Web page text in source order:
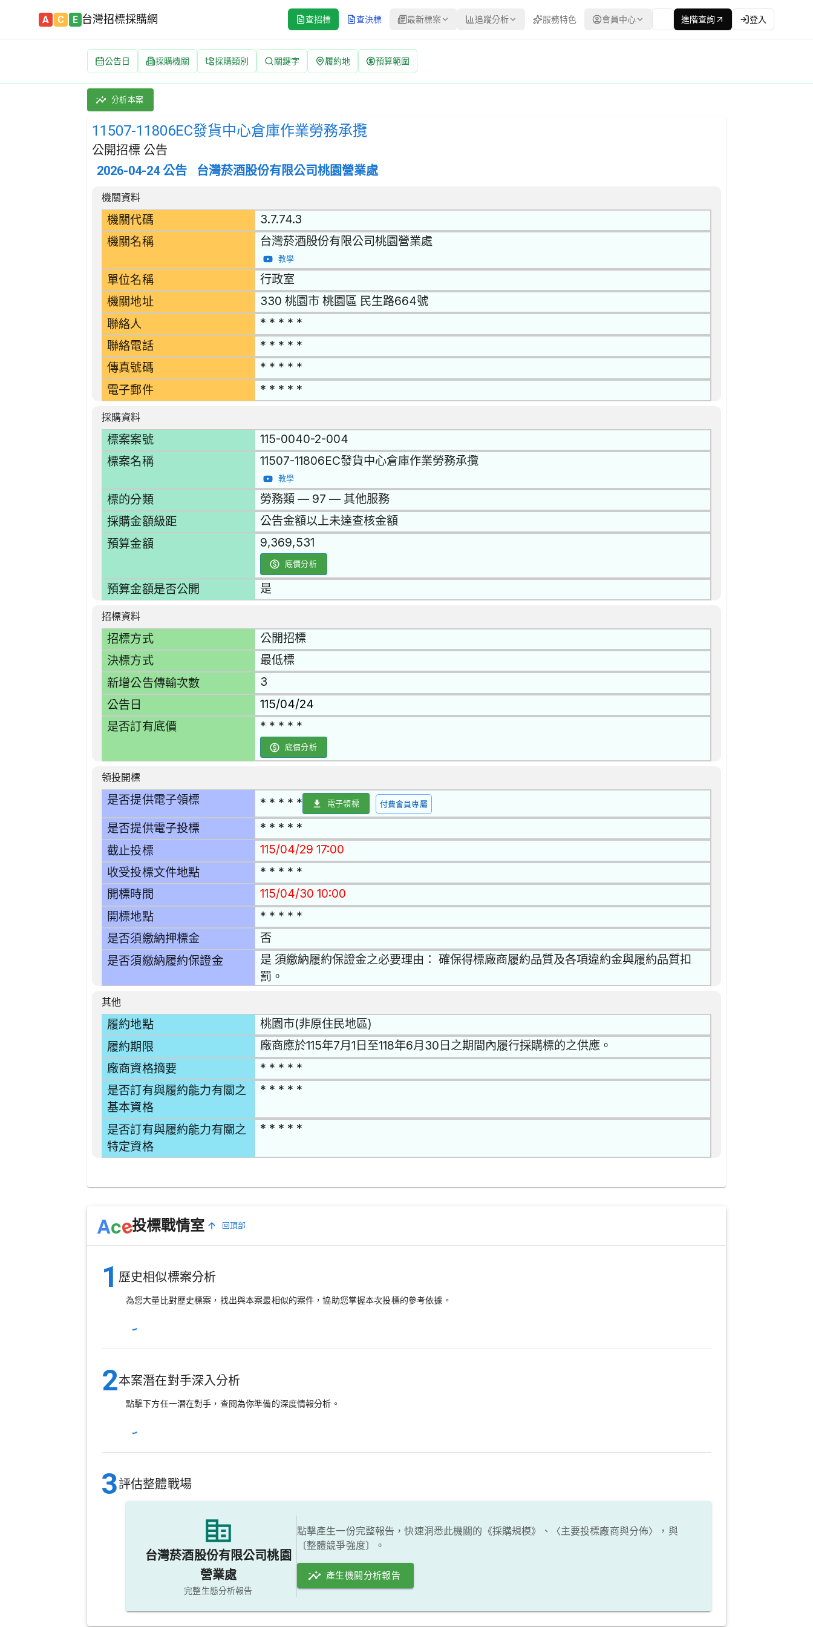
A C E 台灣招標採購網 查招標 查決標 最新標案 追蹤分析 服務特色 會員中心 進階查詢 登入
公告日 採購機關 採購類別 關鍵字 履約地 預算範圍
11507-11806EC發貨中心倉庫作業勞務承攬 招標公告 | 案號：115-0040-2-004 | 公開招標 公告
採購類別：勞務類 其他服務 | 招標方式：公開招標 | 決標方式：最低標 | 資料來源：台灣政府電子採購網（公共工程委員會） | 更新時間：2026-04-24T00:00:00.000Z
分析本案
11507-11806EC發貨中心倉庫作業勞務承攬
公開招標 公告
2026-04-24 公告 台灣菸酒股份有限公司桃園營業處
招標公告詳細內容
機關資料
機關代碼 3.7.74.3
機關名稱 台灣菸酒股份有限公司桃園營業處
教學
單位名稱 行政室
機關地址 330 桃園市 桃園區 民生路664號
聯絡人 * * * * *
聯絡電話 * * * * *
傳真號碼 * * * * *
電子郵件 * * * * *
採購資料
標案案號 115-0040-2-004
標案名稱 11507-11806EC發貨中心倉庫作業勞務承攬
教學
標的分類 勞務類 — 97 — 其他服務
採購金額級距 公告金額以上未達查核金額
預算金額 9,369,531
底價分析
預算金額是否公開 是
招標資料
招標方式 公開招標
決標方式 最低標
新增公告傳輸次數 3
公告日 115/04/24
是否訂有底價 * * * * *
底價分析
領投開標
是否提供電子領標 * * * * * 電子領標 付費會員專屬
是否提供電子投標 * * * * *
截止投標 115/04/29 17:00
收受投標文件地點 * * * * *
開標時間 115/04/30 10:00
開標地點 * * * * *
是否須繳納押標金 否
是否須繳納履約保證金
是 須繳納履約保證金之必要理由： 確保得標廠商履約品質及各項違約金與履約品質扣
罰。
其他
履約地點 桃園市(非原住民地區)
履約期限 廠商應於115年7月1日至118年6月30日之期間內履行採購標的之供應。
廠商資格摘要 * * * * *
是否訂有與履約能力有關之
基本資格
* * * * *
是否訂有與履約能力有關之
特定資格
* * * * *
Ace投標戰情室 回頂部
1 歷史相似標案分析
為您大量比對歷史標案，找出與本案最相似的案件，協助您掌握本次投標的參考依據。
2本案潛在對手深入分析
點擊下方任一潛在對手，查閱為你準備的深度情報分析。
3評估整體戰場
台灣菸酒股份有限公司桃園
營業處
完整生態分析報告
點擊產生一份完整報告，快速洞悉此機關的《採購規模》、〈主要投標廠商與分佈〉，與
〔整體競爭強度〕。
產生機關分析報告